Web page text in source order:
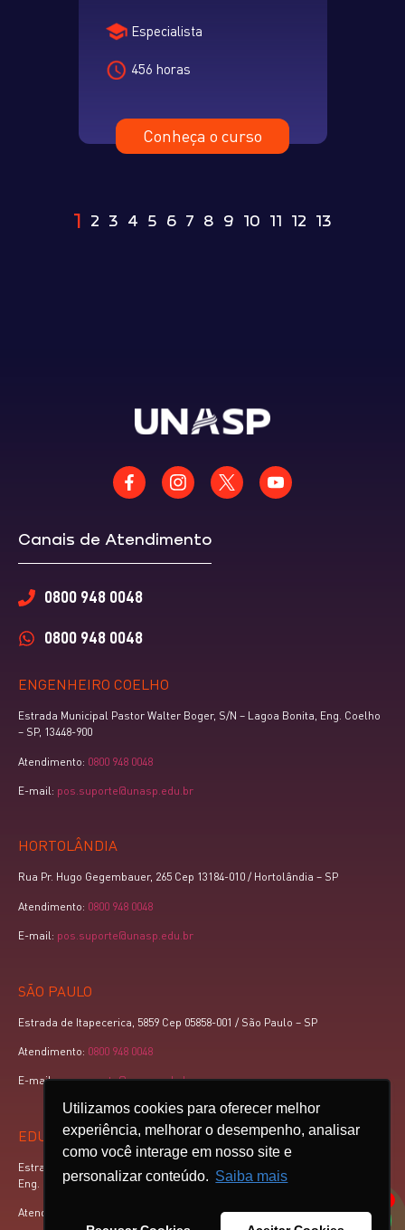
Utilizamos cookies para oferecer melhor
experiência, melhorar o desempenho, analisar
como você interage em nosso site e
personalizar conteúdo. Saiba mais
Especialista
456 horas
Conheça o curso
1 2 3 4 5 6 7 8 9 10 11 12 13
ENGENHEIRO COELHO
Estrada Municipal Pastor Walter Boger, S/N – Lagoa Bonita, Eng. Coelho
– SP, 13448-900
Atendimento: 0800 948 0048
E-mail: pos.suporte@unasp.edu.br
HORTOLÂNDIA
Rua Pr. Hugo Gegembauer, 265 Cep 13184-010 / Hortolândia – SP
Atendimento: 0800 948 0048
E-mail: pos.suporte@unasp.edu.br
SÃO PAULO
Estrada de Itapecerica, 5859 Cep 05858-001 / São Paulo – SP
Atendimento: 0800 948 0048
E-mail:pos.suporte@unasp.edu.br
EDUCAÇÃO A DISTÂNCIA
Estrada Mun. Pr. Walter Boger, km 3,5 Cep 13448-900 – Caixa postal 88 /
Eng. Coelho – SP
Atendimento:
Canais de Atendimento
0800 948 0048
0800 948 0048